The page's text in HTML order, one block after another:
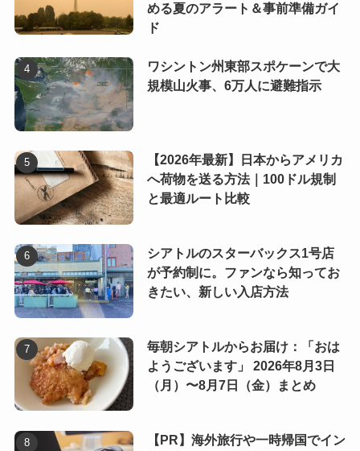
める夏のアラート＆事前準備ガイ
ド
ワシントン州東部スポケーンで大
規模山火事、6万人に避難指示
【2026年最新】日本からアメリカ
へ荷物を送る方法｜100ドル規制
と最適ルート比較
シアトルのスターバックス1号店
が予約制に。ファンなら知ってお
きたい、新しい入店方法
毎朝シアトルからお届け：「おは
ようございます」 2026年8月3日
（月）〜8月7日（金）まとめ
【PR】海外旅行や一時帰国でイン